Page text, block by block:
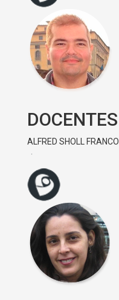
DOCENTES
ALFRED SHOLL FRANCO